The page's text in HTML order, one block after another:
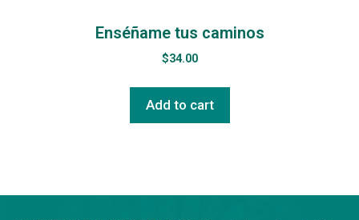
Enséñame tus caminos
$34.00
Add to cart